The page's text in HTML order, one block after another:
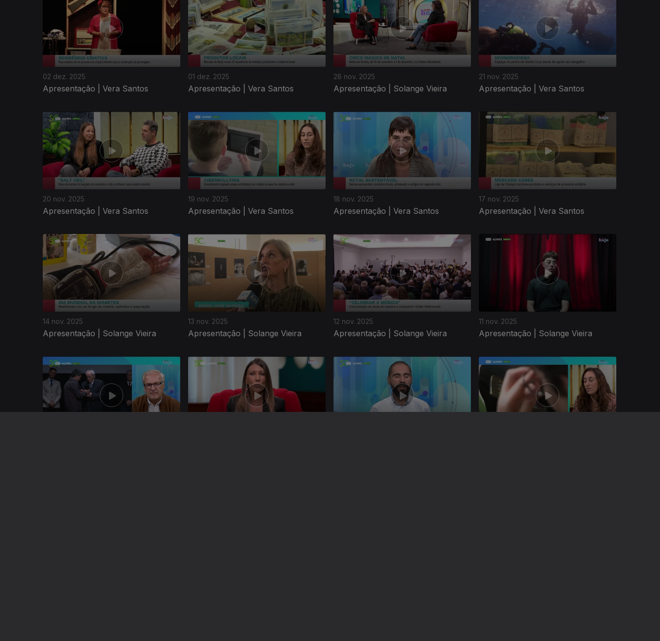
02 dez. 2025
Apresentação | Vera Santos
01 dez. 2025
Apresentação | Vera Santos
28 nov. 2025
Apresentação | Solange Vieira
21 nov. 2025
Apresentação | Vera Santos
20 nov. 2025
Apresentação | Vera Santos
19 nov. 2025
Apresentação | Vera Santos
18 nov. 2025
Apresentação | Vera Santos
17 nov. 2025
Apresentação | Vera Santos
14 nov. 2025
Apresentação | Solange Vieira
13 nov. 2025
Apresentação | Solange Vieira
12 nov. 2025
Apresentação | Solange Vieira
11 nov. 2025
Apresentação | Solange Vieira
887336